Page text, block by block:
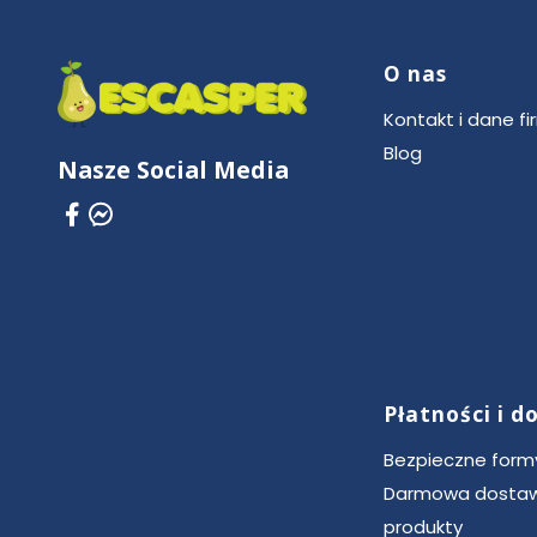
Nasze Social Media
Linki w
O nas
Kontakt i dane
Blog
Płatności i
Bezpieczne
Darmowa
produkty